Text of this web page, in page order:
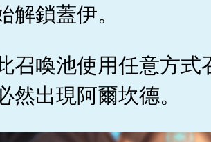
解鎖蓋伊。
召喚池使用任意方式
然出現阿爾坎德。